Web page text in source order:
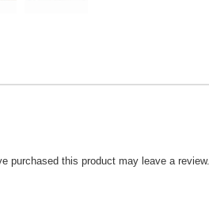
purchased this product may leave a review.